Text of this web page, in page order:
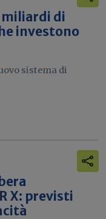
miliardi di
investono
sistema di
X: previsti